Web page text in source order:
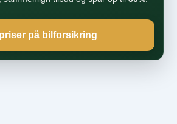
på bilforsikring